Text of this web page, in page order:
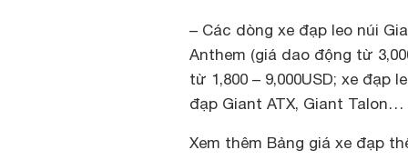
– Các dòng xe đạp leo núi
Anthem (giá dao động từ
từ 1,800 – 9,000USD; xe
đạp Giant ATX, Giant Talon…
Xem thêm Bảng giá xe đạp